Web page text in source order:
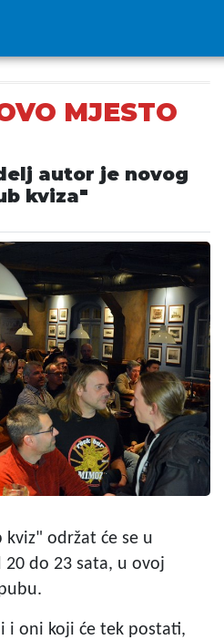
MJESTO
autor je novog
kviza"
kviz" održat će se u
do 23 sata, u ovoj
i oni koji će tek postati,